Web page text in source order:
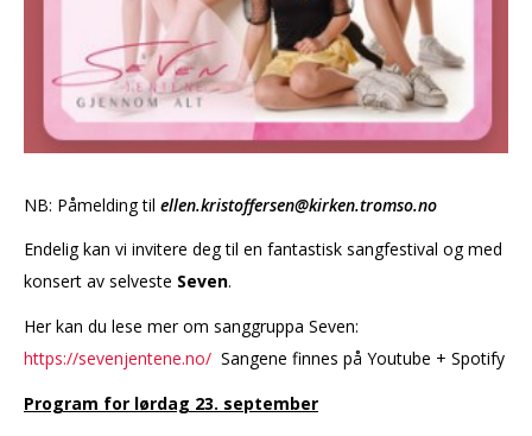
NB: Påmelding til ellen.kristoffersen@kirken.tromso.no
Endelig kan vi invitere deg til en fantastisk sangfestival og med
konsert av selveste Seven.
Her kan du lese mer om sanggruppa Seven:
https://sevenjentene.no/ Sangene finnes på Youtube + Spotify
Program for lørdag 23. september